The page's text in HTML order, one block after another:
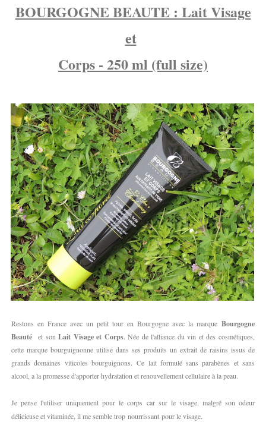
BOURGOGNE BEAUTE : Lait Visage
et
Corps - 250 ml (full size)
Restons en France avec un petit tour en Bourgogne avec la marque Bourgogne
Beauté et sonLait Visage et Corps. Née de l'alliance du vin et des cosmétiques,
cette marque bourguignonne utilise dans ses produits un extrait de raisins issus de
grands domaines viticoles bourguignons. Ce lait formulé sans parabènes et sans
alcool, a la promesse d'apporter hydratation et renouvellement cellulaire à la peau.
Je pense l'utiliser uniquement pour le corps car sur le visage, malgré son odeur
délicieuse et vitaminée, il me semble trop nourrissant pour le visage.